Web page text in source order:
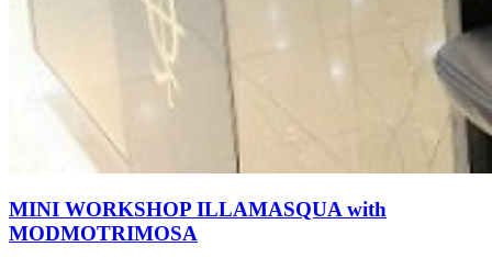
MINI WORKSHOP ILLAMASQUA with
MODMOTRIMOSA